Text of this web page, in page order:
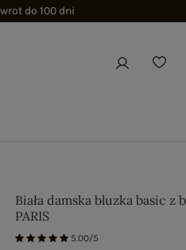
do 100 dni
Biała damska bluzka basic z
PARIS
5.00/5